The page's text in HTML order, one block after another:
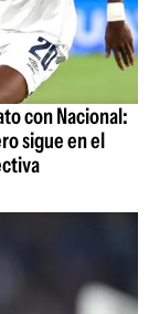
con Nacional:
sigue en el